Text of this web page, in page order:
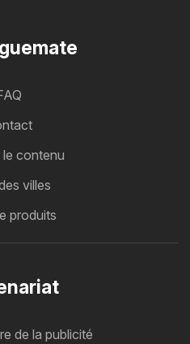
le contenu
villes
produits
de la publicité